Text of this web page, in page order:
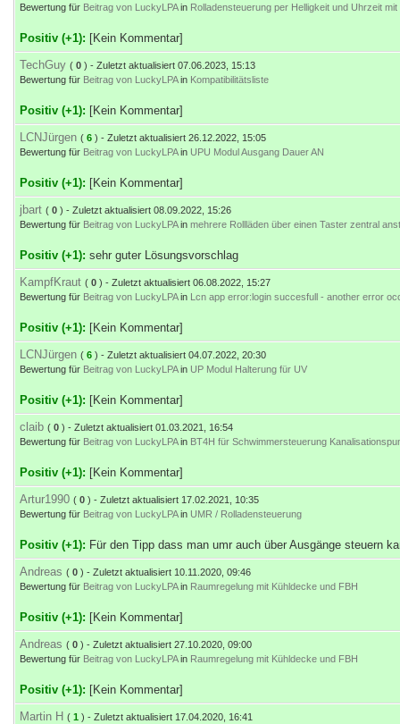
Bewertung für Beitrag von LuckyLPAin Rolladensteuerung per Helligkeit und Uhrzeit
Positiv (+1): [Kein Kommentar]
TechGuy ( 0 ) - Zuletzt aktualisiert 07.06.2023, 15:13
Bewertung für Beitrag von LuckyLPAin Kompatibilitätsliste
Positiv (+1): [Kein Kommentar]
LCNJürgen ( 6 ) - Zuletzt aktualisiert 26.12.2022, 15:05
Bewertung für Beitrag von LuckyLPAin UPU Modul Ausgang Dauer AN
Positiv (+1): [Kein Kommentar]
jbart ( 0 ) - Zuletzt aktualisiert 08.09.2022, 15:26
Bewertung für Beitrag von LuckyLPAin mehrere Rollläden über einen Taster zentral
Positiv (+1): sehr guter Lösungsvorschlag
KampfKraut ( 0 ) - Zuletzt aktualisiert 06.08.2022, 15:27
Bewertung für Beitrag von LuckyLPAin Lcn app error:login succesfull - another error
Positiv (+1): [Kein Kommentar]
LCNJürgen ( 6 ) - Zuletzt aktualisiert 04.07.2022, 20:30
Bewertung für Beitrag von LuckyLPAin UP Modul Halterung für UV
Positiv (+1): [Kein Kommentar]
claib ( 0 ) - Zuletzt aktualisiert 01.03.2021, 16:54
Bewertung für Beitrag von LuckyLPAin BT4H für Schwimmersteuerung
Positiv (+1): [Kein Kommentar]
Artur1990 ( 0 ) - Zuletzt aktualisiert 17.02.2021, 10:35
Bewertung für Beitrag von LuckyLPAin UMR / Rolladensteuerung
Positiv (+1): Für den Tipp dass man umr auch über Ausgänge steuern
Andreas ( 0 ) - Zuletzt aktualisiert 10.11.2020, 09:46
Bewertung für Beitrag von LuckyLPAin Raumregelung mit Kühldecke und FBH
Positiv (+1): [Kein Kommentar]
Andreas ( 0 ) - Zuletzt aktualisiert 27.10.2020, 09:00
Bewertung für Beitrag von LuckyLPAin Raumregelung mit Kühldecke und FBH
Positiv (+1): [Kein Kommentar]
Martin H ( 1 ) - Zuletzt aktualisiert 17.04.2020, 16:41